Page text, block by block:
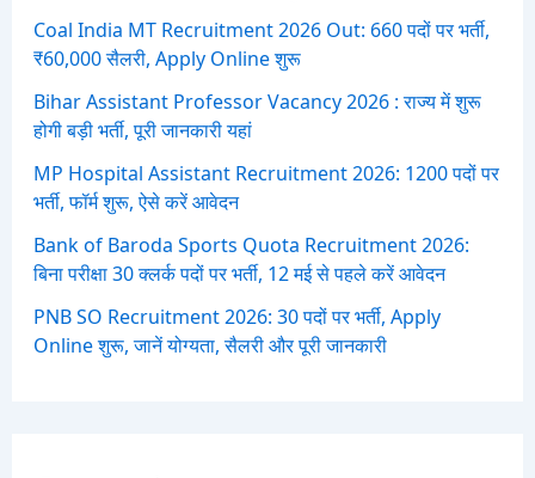
Coal India MT Recruitment 2026 Out: 660 पदों पर भर्ती,
₹60,000 सैलरी, Apply Online शुरू
Bihar Assistant Professor Vacancy 2026 : राज्य में शुरू
होगी बड़ी भर्ती, पूरी जानकारी यहां
MP Hospital Assistant Recruitment 2026: 1200 पदों पर
भर्ती, फॉर्म शुरू, ऐसे करें आवेदन
Bank of Baroda Sports Quota Recruitment 2026:
बिना परीक्षा 30 क्लर्क पदों पर भर्ती, 12 मई से पहले करें आवेदन
PNB SO Recruitment 2026: 30 पदों पर भर्ती, Apply
Online शुरू, जानें योग्यता, सैलरी और पूरी जानकारी